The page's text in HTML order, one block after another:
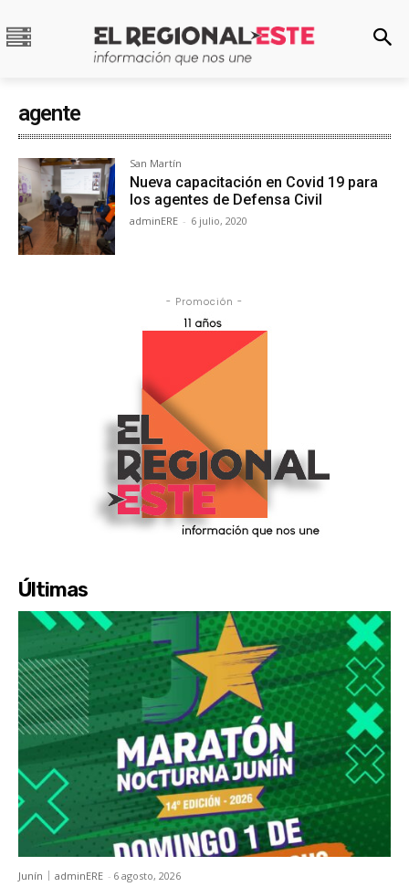
agente
San Martín
Nueva capacitación en Covid 19 para
los agentes de Defensa Civil
adminERE - 6 julio, 2020
- Promoción -
Últimas
Junín adminERE - 6 agosto, 2026